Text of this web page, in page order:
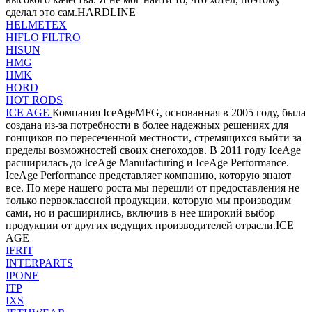
сделал это сам.HARDLINE
HELMETEX
HIFLO FILTRO
HISUN
HMG
HMK
HORD
HOT RODS
ICE AGE Компания IceAgeMFG, основанная в 2005 году, была
создана из-за потребности в более надежных решениях для
гонщиков по пересеченной местности, стремящихся выйти за
пределы возможностей своих снегоходов. В 2011 году IceAge
расширилась до IceAge Manufacturing и IceAge Performance.
IceAge Performance представляет компанию, которую знают
все. По мере нашего роста мы перешли от предоставления не
только первоклассной продукции, которую мы производим
сами, но и расширились, включив в нее широкий выбор
продукции от других ведущих производителей отрасли.ICE
AGE
IFRIT
INTERPARTS
IPONE
ITP
IXS